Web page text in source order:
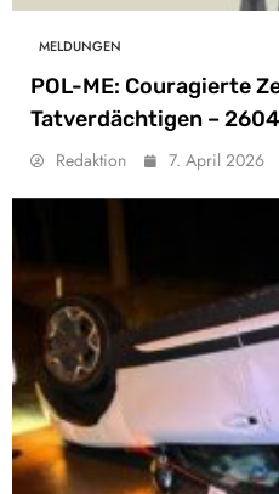
MELDUNGEN
POL-ME: Couragierte
Tatverdächtigen –
Redaktion 7. April 2026